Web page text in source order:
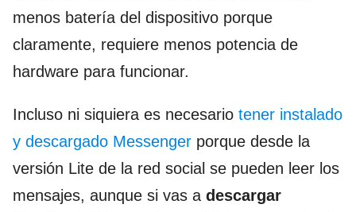
menos batería del dispositivo porque
claramente, requiere menos potencia de
hardware para funcionar.
Incluso ni siquiera es necesario tener instalado
y descargado Messenger porque desde la
versión Lite de la red social se pueden leer los
mensajes, aunque si vas a descargar